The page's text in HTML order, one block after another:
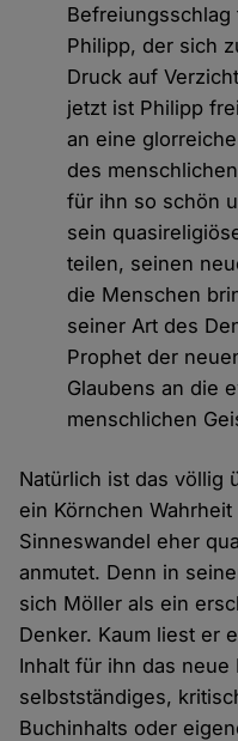
Philipp, der sich
Druck auf
jetzt ist Philipp
an eine
des
für ihn so schön
sein
teilen, seinen
die Menschen
seiner Art des
Prophet der
Glaubens an die
menschlichen
Natürlich ist das völlig
ein Körnchen
Sinneswandel eher
anmutet. Denn in
sich Möller als ein
Denker. Kaum liest er
Inhalt für ihn das neue
selbstständiges,
Buchinhalts oder